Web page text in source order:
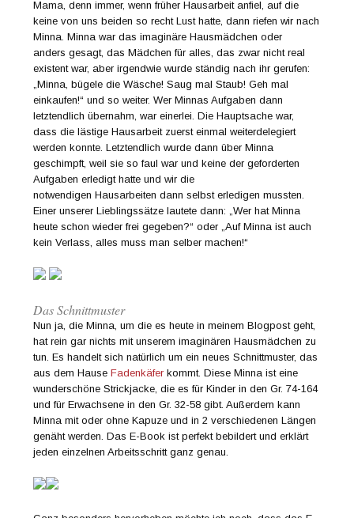
Mama, denn immer, wenn früher Hausarbeit anfiel, auf die
keine von uns beiden so recht Lust hatte, dann riefen wir nach
Minna. Minna war das imaginäre Hausmädchen oder
anders gesagt, das Mädchen für alles, das zwar nicht real
existent war, aber irgendwie wurde ständig nach ihr gerufen:
„Minna, bügele die Wäsche! Saug mal Staub! Geh mal
einkaufen!“ und so weiter. Wer Minnas Aufgaben dann
letztendlich übernahm, war einerlei. Die Hauptsache war,
dass die lästige Hausarbeit zuerst einmal weiterdelegiert
werden konnte. Letztendlich wurde dann über Minna
geschimpft, weil sie so faul war und keine der geforderten
Aufgaben erledigt hatte und wir die
notwendigen Hausarbeiten dann selbst erledigen mussten.
Einer unserer Lieblingssätze lautete dann: „Wer hat Minna
heute schon wieder frei gegeben?“ oder „Auf Minna ist auch
kein Verlass, alles muss man selber machen!“
Das Schnittmuster
Nun ja, die Minna, um die es heute in meinem Blogpost geht,
hat rein gar nichts mit unserem imaginären Hausmädchen zu
tun. Es handelt sich natürlich um ein neues Schnittmuster, das
aus dem HauseFadenkäfer kommt. Diese Minna ist eine
wunderschöne Strickjacke, die es für Kinder in den Gr. 74-164
und für Erwachsene in den Gr. 32-58 gibt. Außerdem kann
Minna mit oder ohne Kapuze und in 2 verschiedenen Längen
genäht werden. Das E-Book ist perfekt bebildert und erklärt
jeden einzelnen Arbeitsschritt ganz genau.